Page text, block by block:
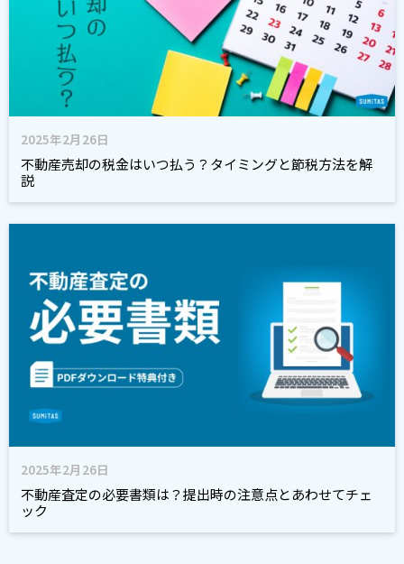
2025年2月26日
不動産売却の税金はいつ払う？タイミングと節税方法を解
説
2025年2月26日
不動産査定の必要書類は？提出時の注意点とあわせてチェ
ック